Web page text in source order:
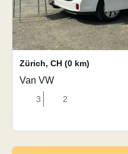
Zürich, CH (0 km)
Van VW
3 2